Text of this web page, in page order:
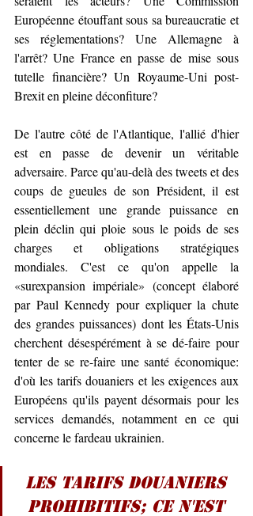
Européenne étouffant sous sa bureaucratie et
ses réglementations? Une Allemagne à
l'arrêt? Une France en passe de mise sous
tutelle financière? Un Royaume-Uni post-
Brexit en pleine déconfiture?
De l'autre côté de l'Atlantique, l'allié d'hier
est en passe de devenir un véritable
adversaire. Parce qu'au-delà des tweets et des
coups de gueules de son Président, il est
essentiellement une grande puissance en
plein déclin qui ploie sous le poids de ses
charges et obligations stratégiques
«surexpansion impériale» (concept élaboré
par Paul Kennedy pour expliquer la chute
des grandes puissances) dont les États-Unis
cherchent désespérément à se dé-faire pour
tenter de se re-faire une santé économique:
d'où les tarifs douaniers et les exigences aux
Européens qu'ils payent désormais pour les
services demandés, notamment en ce qui
concerne le fardeau ukrainien.
Les tarifs douaniers
prohibitifs; ce n'est